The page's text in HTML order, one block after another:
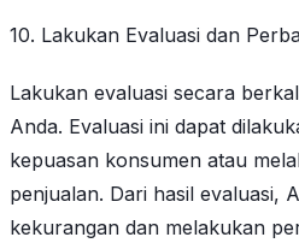
10. Lakukan Evaluasi dan
Lakukan evaluasi secara
Anda. Evaluasi ini dapat
kepuasan konsumen atau
penjualan. Dari hasil evaluasi,
kekurangan dan melakukan